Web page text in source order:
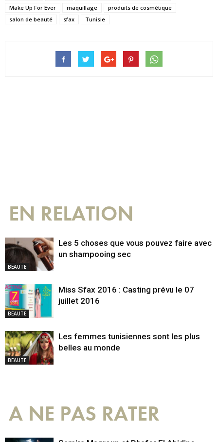
Make Up For Ever maquillage
produits de cosmétique
salon de beauté
sfax Tunisie
EN RELATION
BEAUTE
Les 5 choses que vous pouvez faire avec
un shampooing sec
BEAUTE
Miss Sfax 2016 : Casting prévu le 07
juillet 2016
BEAUTE
Les femmes tunisiennes sont les plus
belles au monde
A NE PAS RATER